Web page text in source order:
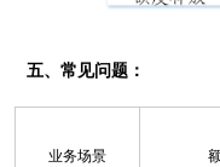
五、常见问题：
业务场景